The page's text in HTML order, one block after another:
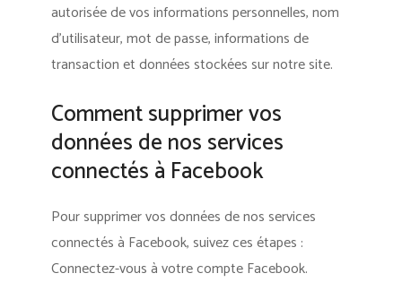
autorisée de vos informations personnelles, nom
d’utilisateur, mot de passe, informations de
transaction et données stockées sur notre site.
Comment supprimer vos
données de nos services
connectés à Facebook
Pour supprimer vos données de nos services
connectés à Facebook, suivez ces étapes :
Connectez-vous à votre compte Facebook.